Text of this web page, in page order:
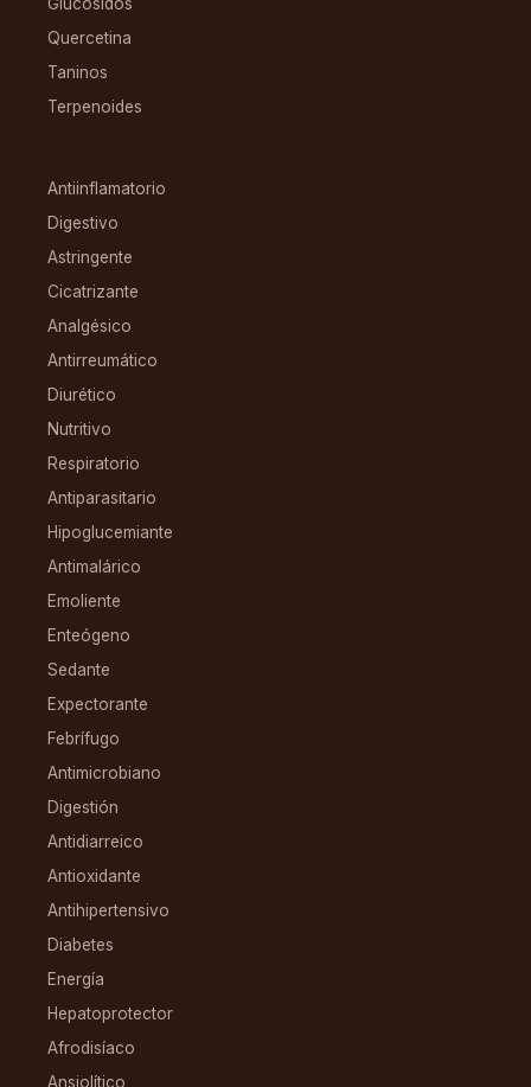
Glucósidos
Quercetina
Taninos
Terpenoides
Antiinflamatorio
Digestivo
Astringente
Cicatrizante
Analgésico
Antirreumático
Diurético
Nutritivo
Respiratorio
Antiparasitario
Hipoglucemiante
Antimalárico
Emoliente
Enteógeno
Sedante
Expectorante
Febrífugo
Antimicrobiano
Digestión
Antidiarreico
Antioxidante
Antihipertensivo
Diabetes
Energía
Hepatoprotector
Afrodisíaco
Ansiolítico